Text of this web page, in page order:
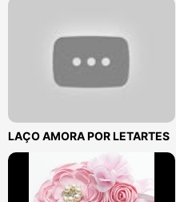
LAÇO AMORA POR LETARTES